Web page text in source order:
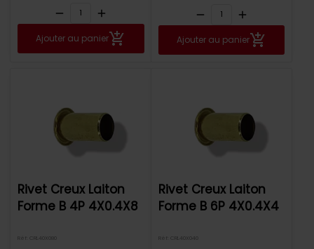
remove add
Ajouter au panier
remove add
Ajouter au panier
Rivet Creux Laiton
Forme B 4P 4X0.4X8
Réf: CRL40X080
Rivet Creux Laiton
Forme B 6P 4X0.4X4
Réf: CRL40X040